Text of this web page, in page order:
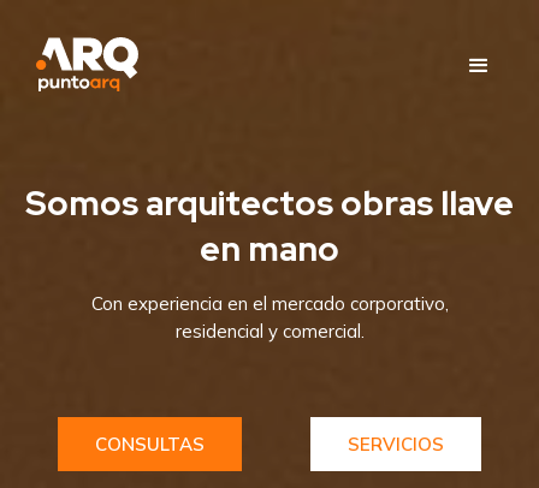
Somos arquitectos obras llave
en mano
Con experiencia en el mercado corporativo,
residencial y comercial.
CONSULTAS SERVICIOS